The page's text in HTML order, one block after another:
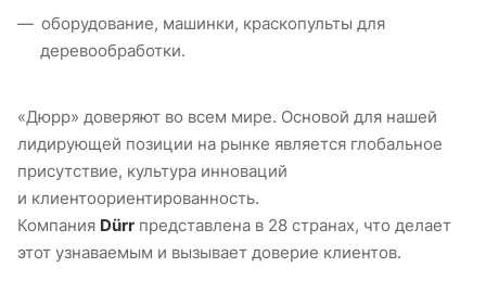
оборудование, машинки, краскопульты для
деревообработки.
«Дюрр» доверяют во всем мире. Основой для нашей
лидирующей позиции на рынке является глобальное
присутствие, культура инноваций
и клиентоориентированность.
Компания Dürr представлена в 28 странах, что делает
этот узнаваемым и вызывает доверие клиентов.